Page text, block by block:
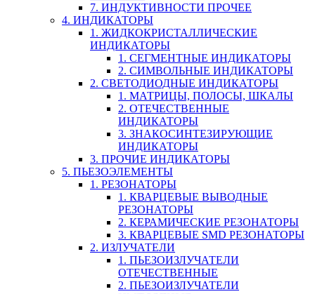
7. ИНДУКТИВНОСТИ ПРОЧЕЕ
4. ИНДИКАТОРЫ
1. ЖИДКОКРИСТАЛЛИЧЕСКИЕ
ИНДИКАТОРЫ
1. СЕГМЕНТНЫЕ ИНДИКАТОРЫ
2. СИМВОЛЬНЫЕ ИНДИКАТОРЫ
2. СВЕТОДИОДНЫЕ ИНДИКАТОРЫ
1. МАТРИЦЫ, ПОЛОСЫ, ШКАЛЫ
2. ОТЕЧЕСТВЕННЫЕ
ИНДИКАТОРЫ
3. ЗНАКОСИНТЕЗИРУЮЩИЕ
ИНДИКАТОРЫ
3. ПРОЧИЕ ИНДИКАТОРЫ
5. ПЬЕЗОЭЛЕМЕНТЫ
1. РЕЗОНАТОРЫ
1. КВАРЦЕВЫЕ ВЫВОДНЫЕ
РЕЗОНАТОРЫ
2. КЕРАМИЧЕСКИЕ РЕЗОНАТОРЫ
3. КВАРЦЕВЫЕ SMD РЕЗОНАТОРЫ
2. ИЗЛУЧАТЕЛИ
1. ПЬЕЗОИЗЛУЧАТЕЛИ
ОТЕЧЕСТВЕННЫЕ
2. ПЬЕЗОИЗЛУЧАТЕЛИ